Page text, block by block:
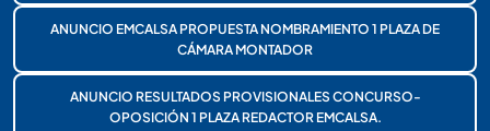
ANUNCIO EMCALSA PROPUESTA NOMBRAMIENTO 1 PLAZA DE
CÁMARA MONTADOR
ANUNCIO RESULTADOS PROVISIONALES CONCURSO-
OPOSICIÓN 1 PLAZA REDACTOR EMCALSA.